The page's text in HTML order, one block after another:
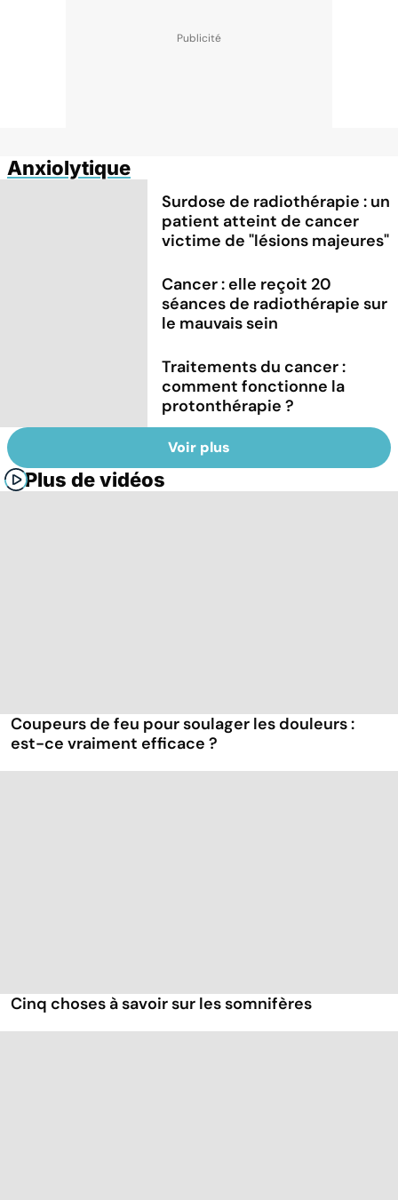
Anxiolytique
Surdose de radiothérapie : un
patient atteint de cancer
victime de "lésions majeures"
Cancer : elle reçoit 20
séances de radiothérapie sur
le mauvais sein
Traitements du cancer :
comment fonctionne la
protonthérapie ?
Voir plus
Plus de vidéos
Coupeurs de feu pour soulager les douleurs :
est-ce vraiment efficace ?
Cinq choses à savoir sur les somnifères